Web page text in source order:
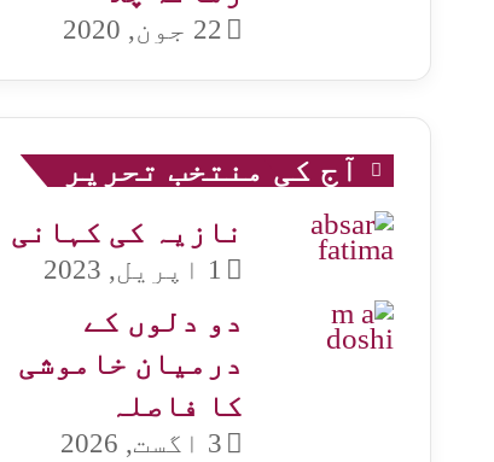
22 جون, 2020
آج کی منتخب تحریر
نازیہ کی کہانی
1 اپریل, 2023
دو دلوں کے
درمیان خاموشی
کا فاصلہ
3 اگست, 2026